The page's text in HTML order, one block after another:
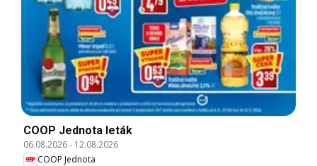
COOP Jednota leták
06.08.2026- 12.08.2026
COOP Jednota